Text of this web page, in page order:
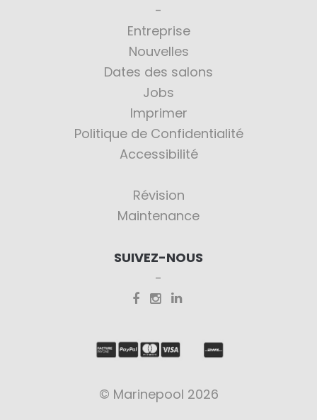
Entreprise
Nouvelles
Dates des salons
Jobs
Imprimer
Politique de Confidentialité
Accessibilité
Révision
Maintenance
SUIVEZ-NOUS
© Marinepool 2026